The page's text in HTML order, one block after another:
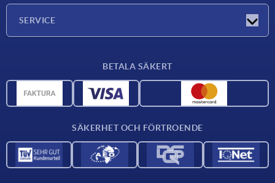
SERVICE
CAD-data
BETALA SÄKERT
SÄKERHET OCH FÖRTROENDE